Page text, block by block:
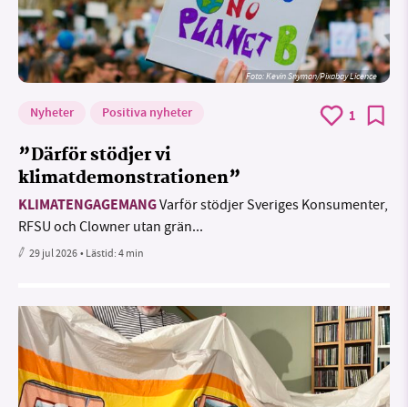
Foto:Kevin Snyman/Pixabay Licence
Nyheter Positiva nyheter 1
”Därför stödjer vi
klimatdemonstrationen”
KLIMATENGAGEMANGVarför stödjer Sveriges Konsumenter,
RFSU och Clowner utan grän...
29 jul 2026• Lästid:4 min